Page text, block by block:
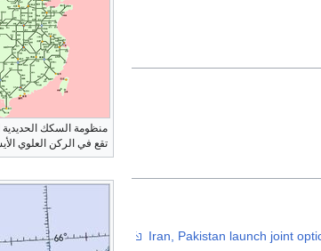
منظومة السكك
تقع في الركن العلوي